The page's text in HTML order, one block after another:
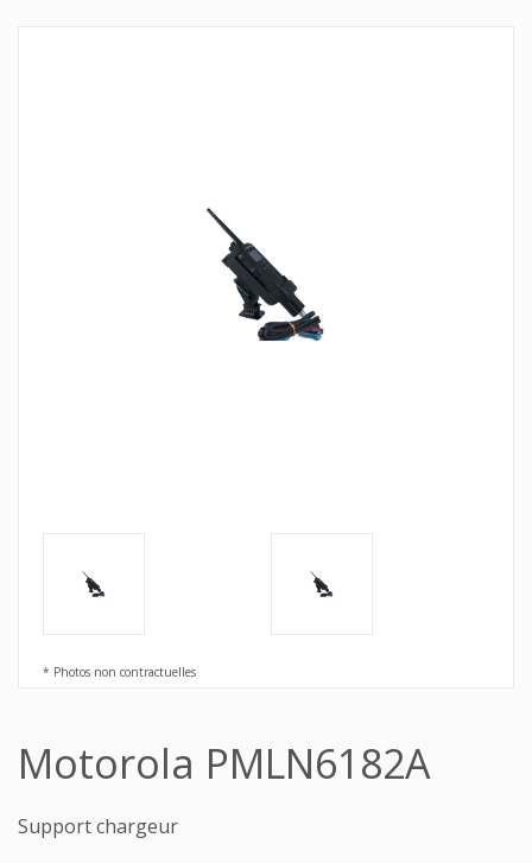
* Photos non contractuelles
Motorola PMLN6182A
Support chargeur